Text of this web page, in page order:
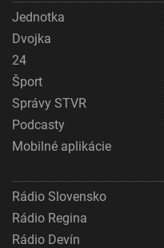
Jednotka
Dvojka
24
Šport
Správy STVR
Podcasty
Mobilné aplikácie
Rádio Slovensko
Rádio Regina
Rádio Devín